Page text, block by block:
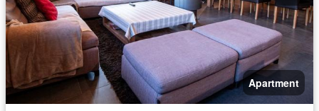
Apartment